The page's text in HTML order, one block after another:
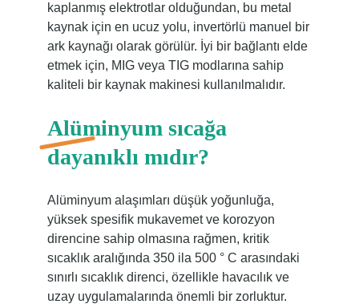
kaplanmış elektrotlar olduğundan, bu metal
kaynak için en ucuz yolu, invertörlü manuel bir
ark kaynağı olarak görülür. İyi bir bağlantı elde
etmek için, MIG veya TIG modlarına sahip
kaliteli bir kaynak makinesi kullanılmalıdır.
Alüminyum sıcağa
dayanıklı mıdır?
Alüminyum alaşımları düşük yoğunluğa,
yüksek spesifik mukavemet ve korozyon
direncine sahip olmasına rağmen, kritik
sıcaklık aralığında 350 ila 500 ° C arasındaki
sınırlı sıcaklık direnci, özellikle havacılık ve
uzay uygulamalarında önemli bir zorluktur.